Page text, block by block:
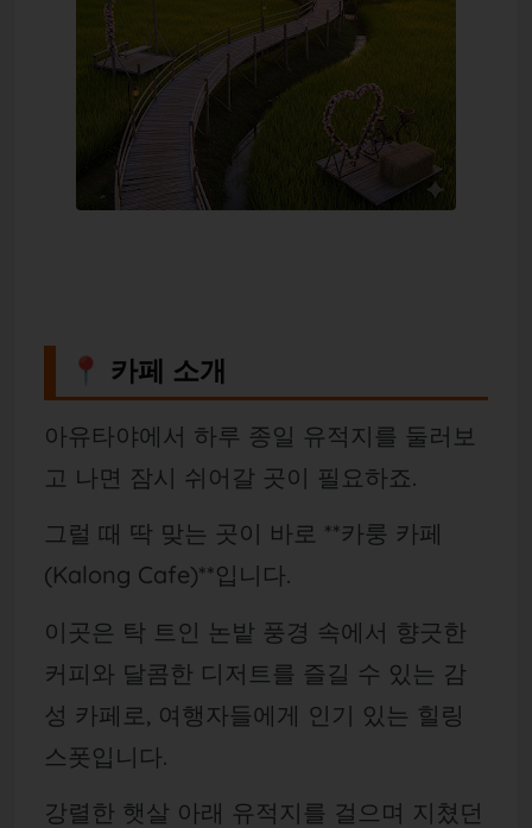
📍 카페 소개
아유타야에서 하루 종일 유적지를 둘러보
고 나면 잠시 쉬어갈 곳이 필요하죠.
그럴 때 딱 맞는 곳이 바로 **카룽 카페
(Kalong Cafe)**입니다.
이곳은 탁 트인 논밭 풍경 속에서 향긋한
커피와 달콤한 디저트를 즐길 수 있는 감
성 카페로, 여행자들에게 인기 있는 힐링
스폿입니다.
강렬한 햇살 아래 유적지를 걸으며 지쳤던